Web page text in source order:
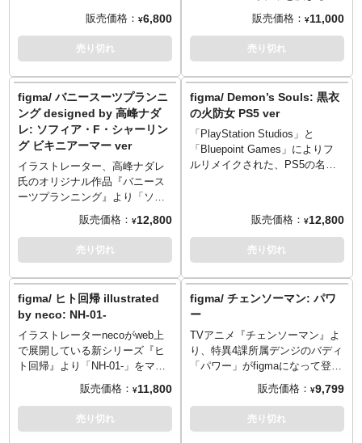
で、あらゆるシーンを再現可
能！様々なシーンを可能にする
可動支柱付きのfigma専用台座が
同梱。GSCから「複数体で部隊
受け取ったので、豆魚雷おなじ
みの勝手にセット「画像に6体写
っているので6体」。悔いはな
い。
ツ化や膝と肩の二重関節の採用
などにより、隊員らしいポージ
ングを実現。89式小銃は2種類が
同梱され「扱い易い完成品」と
ト」の二挺です。ホルスターに
収納可能な9ミリ拳銃が付属。要
所に軟質素材を使う事でプロポ
ーションを崩さず、可動域を確
保し、スムーズ且つキチッと決
まるfigmaオリジナル関節パーツ
で、あらゆるシーンを再現可
能！様々なシーンを可能にする
ドな茶色となり、figmaオリジナ
ル関節を随所に使用する事で躍
動感のあるポーズが可能です。
もちろん単体のみならず、figma
で、様々なfigmaシリーズと組み
合わせれば楽しさ倍増！様々な
シーンを可能にする可動支柱付
きのfigma専用台座が同梱。
販売価格： ¥6,800
売り切れ
figmaオリジナル関節パーツで、
さまざまなシーンを再現。 要所
に軟質素材を使う事でプロポー
ションを崩さず、可動域を確
顔」「変顔」の三種が付属。 付
属品には折りたたみ可能の
「鎌」「マイク」「死神」「サ
ングラス」をご用意しました。
さまざまなシーンを可能にする
可動支柱付きのfigma専用台座が
販売価格： ¥11,000
売り切れ
figma/ バニースーツプランニ
ング designed by 高峰ナダ
レ: ソフィア・F・シャーリン
グ ビキニアーマー ver
イラストレーター、高峰ナダレ
氏のオリジナル作品『バニース
ーツプランニング』より「ソフ
ィア・Ｆ・シャーリング」がビ
キニアーマー姿で登場です。 表
情は、「笑顔」「くっころ顔」
「照れおこ顔」「笑顔（目線
トンCダガー」「フォトンCラン
ス」「フォトンCシールド」、
等 武器の柄の部分は分離可能。
取り替えて遊ぶ事ができます。
さまざまなシーンを可能にする
可動支柱付きfigma専用台座が同
販売価格： ¥12,800
売り切れ
figma/ Demon’s Souls: 黒衣
の火防女 PS5 ver
「PlayStation Studios」と
「Bluepoint Games」によりフ
ルリメイクされた、PS5の名作
がグッドスマイルカンパニーに
よりfigma化です！スムーズ且つ
キチッと決まるfigmaオリジナル
ンを再現。要所に軟質素材を使
う事でプロポーションを崩さ
ず、可動域を確保。マントには
一部布素材を採用しています。
リアリティを追求した顔パーツ
は、3D彩色を駆使した大畠雅人
加えて「座り用下半身I」「座り
用下半身II」、さまざまなシーン
を可能にする可動支柱付きの
販売価格： ¥12,800
売り切れ
figma/ ヒト回帰 illustrated
by neco: NH-01-
イラストレーターnecoがweb上
で展開している新シリーズ『ヒ
ト回帰』より「NH-01-」をマッ
クスファクトリーがfigma化しま
した。スムーズ且つキチッと決
まるfigmaオリジナル関節パーツ
で、様々なポージングが可能。
販売価格： ¥11,800
売り切れ
figma/ チェンソーマン: パワ
ー
TVアニメ『チェンソーマン』よ
り、特異4課所属デンジのバディ
「パワー」がfigmaになって登
場！スムーズ且つキチッと決ま
るfigmaオリジナル関節パーツ
で、さまざまなシーンを再現。
要所に軟質素材を使う事でプロ
販売価格： ¥9,799
売り切れ